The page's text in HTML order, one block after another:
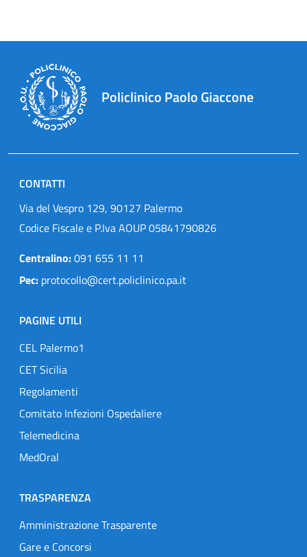
Policlinico Paolo Giaccone
CONTATTI
Via del Vespro 129, 90127 Palermo
Codice Fiscale e P.Iva AOUP 05841790826
Centralino:091 655 11 11
Pec: protocollo@cert.policlinico.pa.it
PAGINE UTILI
CEL Palermo1
CET Sicilia
Regolamenti
Comitato Infezioni Ospedaliere
Telemedicina
MedOral
TRASPARENZA
Amministrazione Trasparente
Gare e Concorsi